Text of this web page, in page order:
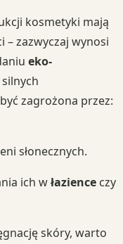
kosmetyki mają
zazwyczaj wynosi
eko-
zagrożona przez:
słonecznych.
ich włazience czy
skóry, warto